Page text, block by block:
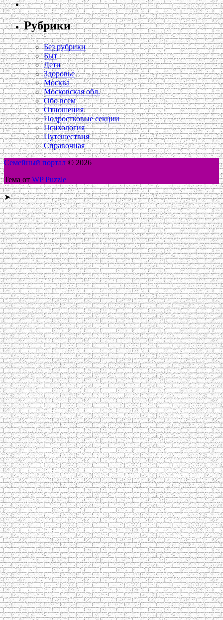
Рубрики
Без рубрики
Быт
Дети
Здоровье
Москва
Московская обл.
Обо всем
Отношения
Подростковые секции
Психология
Путешествия
Справочная
Семейный портал © 2026
Тема от WP Puzzle
➤